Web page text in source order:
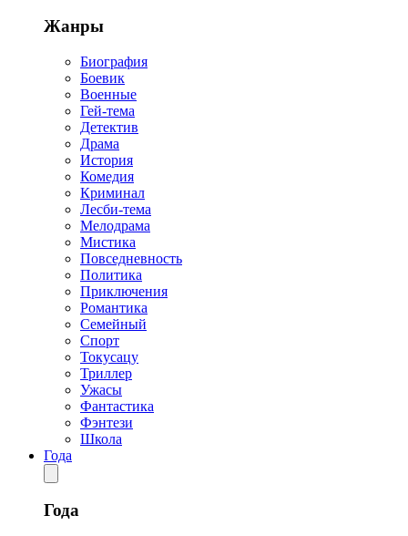
Жанры
Биография
Боевик
Военные
Гей-тема
Детектив
Драма
История
Комедия
Криминал
Лесби-тема
Мелодрама
Мистика
Повседневность
Политика
Приключения
Романтика
Семейный
Спорт
Токусацу
Триллер
Ужасы
Фантастика
Фэнтези
Школа
Года
Года